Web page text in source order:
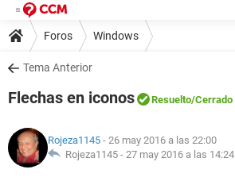
Foros Windows
Tema Anterior
Flechas en iconos Resuelto/Cerrado
Rojeza1145 - 26 may 2016 a las 22:00
Rojeza1145 - 27 may 2016 a las 14:24